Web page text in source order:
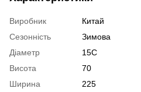
Виробник
Китай
Сезонність
Зимова
Діаметр
15C
Висота
70
Ширина
225